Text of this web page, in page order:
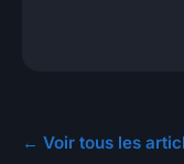
← Voir tous les